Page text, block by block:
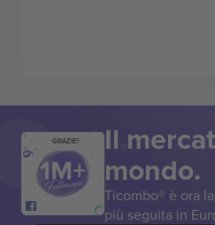
GRAZIE! Il
mondo.
Ticombo® è ora
più seguita in